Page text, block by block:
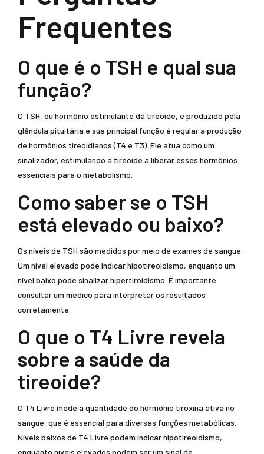
Frequentes
O que é o TSH e qual sua
função?
O TSH, ou hormônio estimulante da tireoide, é produzido pela
glândula pituitária e sua principal função é regular a produção
de hormônios tireoidianos (T4 e T3). Ele atua como um
sinalizador, estimulando a tireoide a liberar esses hormônios
essenciais para o metabolismo.
Como saber se o TSH
está elevado ou baixo?
Os níveis de TSH são medidos por meio de exames de sangue.
Um nível elevado pode indicar hipotireoidismo, enquanto um
nível baixo pode sinalizar hipertiroidismo. É importante
consultar um médico para interpretar os resultados
corretamente.
O que o T4 Livre revela
sobre a saúde da
tireoide?
O T4 Livre mede a quantidade do hormônio tiroxina ativa no
sangue, que é essencial para diversas funções metabólicas.
Níveis baixos de T4 Livre podem indicar hipotireoidismo,
enquanto níveis elevados podem ser um sinal de